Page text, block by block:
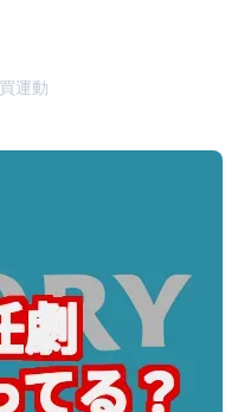
運動